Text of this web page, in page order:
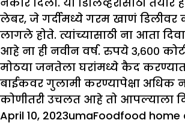
लेबर, जे गर्दीमध्ये गरम खाणं डिलीवर
लागले होते. त्यांच्यासाठी ना आता
आहे ना ही नवीन वर्ष. रुपये ३,६००
मोठया जनतेला घरांमध्ये कैद करण्यात
बाईकवर गुलामी करण्यापेक्षा अधिक
कोणीतरी उचलत आहे तो आपल्याला
Posted
April 10, 2023Author
umaCategories
FoodTags
food home